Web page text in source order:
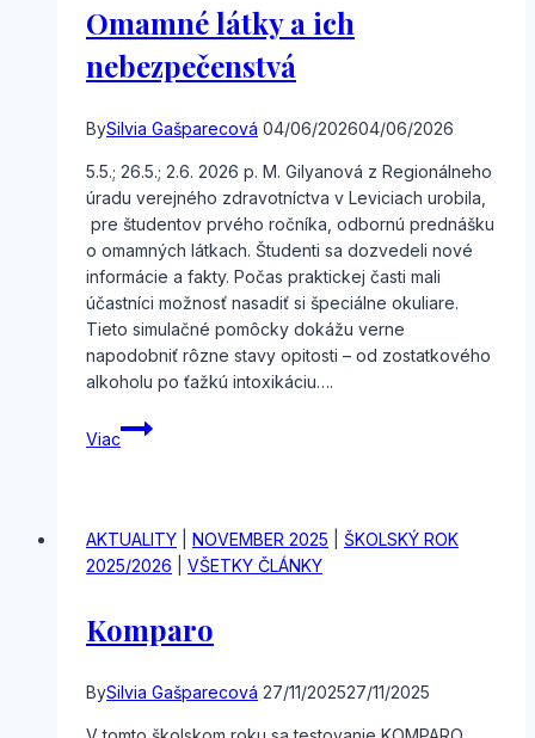
Omamné látky a ich
nebezpečenstvá
BySilvia Gašparecová 04/06/202604/06/2026
5.5.; 26.5.; 2.6. 2026 p. M. Gilyanová z Regionálneho
úradu verejného zdravotníctva v Leviciach urobila,
pre študentov prvého ročníka, odbornú prednášku
o omamných látkach. Študenti sa dozvedeli nové
informácie a fakty. Počas praktickej časti mali
účastníci možnosť nasadiť si špeciálne okuliare.
Tieto simulačné pomôcky dokážu verne
napodobniť rôzne stavy opitosti – od zostatkového
alkoholu po ťažkú intoxikáciu….
Viac
Omamné
látky
AKTUALITY
NOVEMBER 2025
ŠKOLSKÝ ROK
2025/2026
VŠETKY ČLÁNKY
Komparo
BySilvia Gašparecová 27/11/202527/11/2025